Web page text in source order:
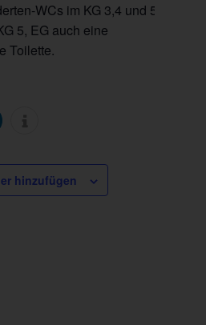
WCs im KG 3,4 und 5
5, EG auch eine
Toilette.
hinzufügen